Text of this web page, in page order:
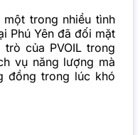
trong nhiều tình
Phú Yên đã đối mặt
của PVOIL trong
vụ năng lượng mà
đồng trong lúc khó